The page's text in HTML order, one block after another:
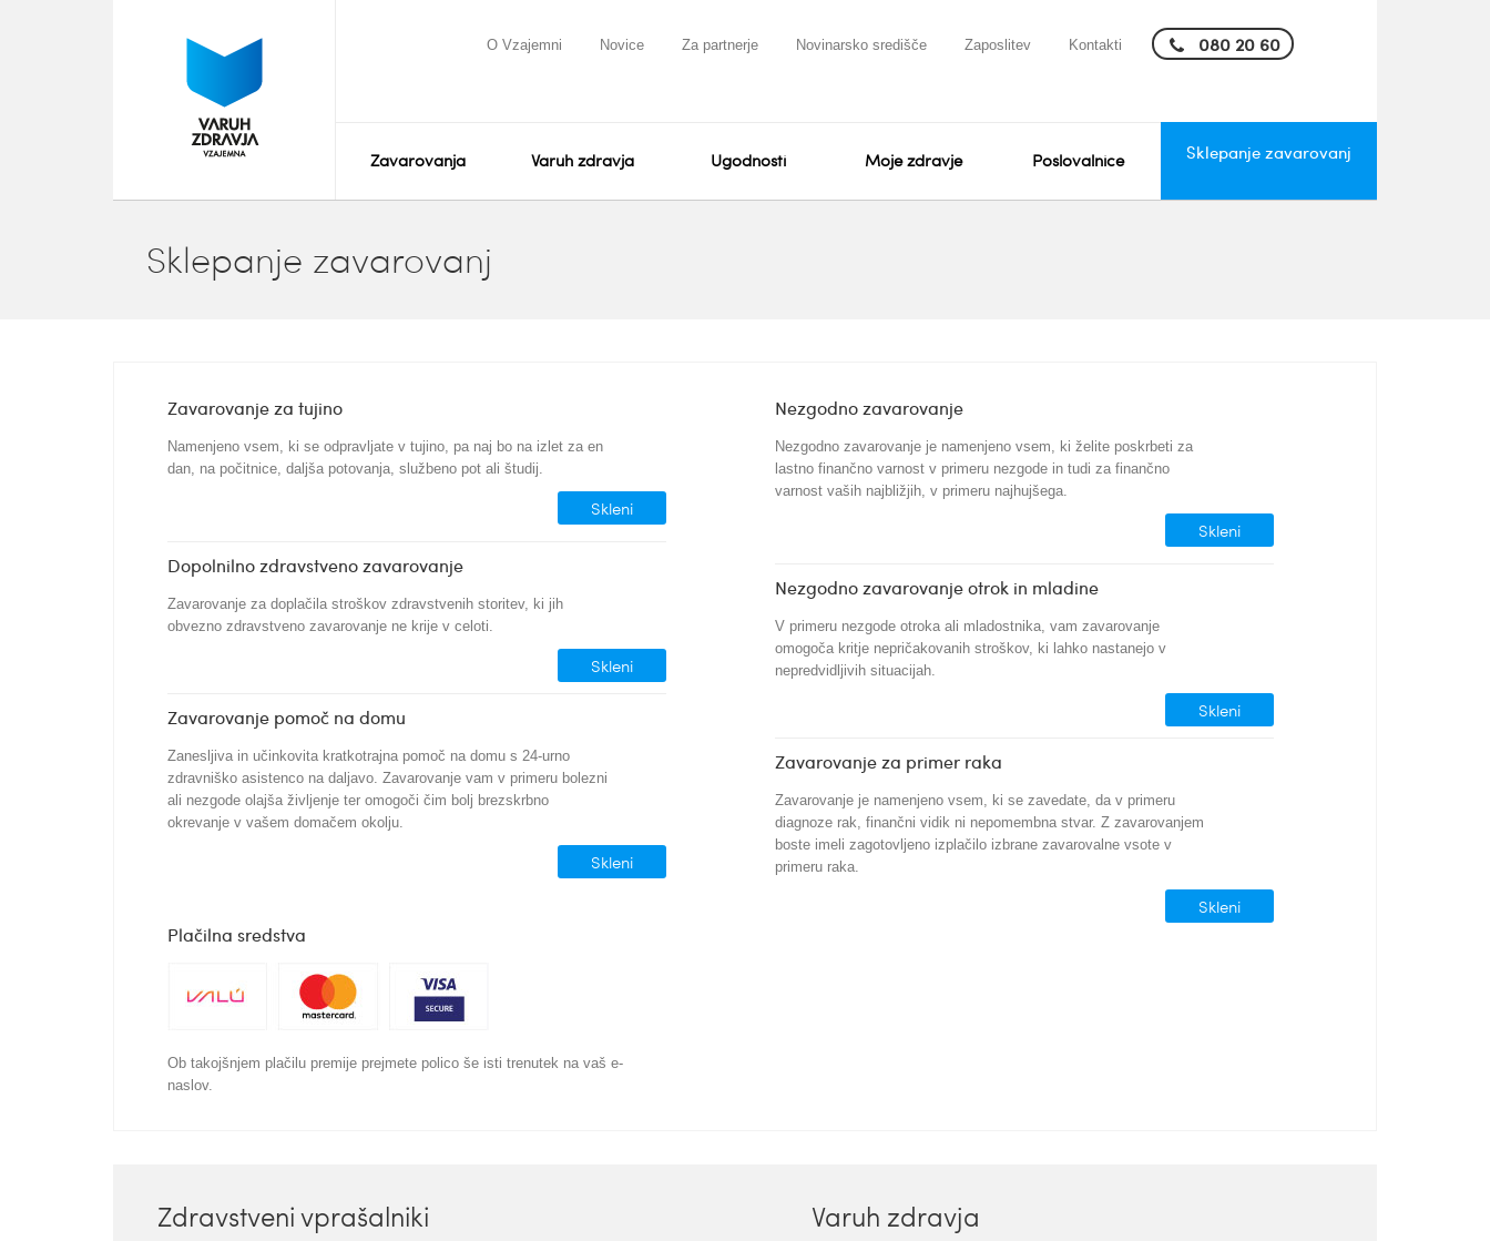
080 20 60
Sklepanje zavarovanj
Zavarovanja Varuh zdravja Ugodnosti Moje zdravje Poslovalnice
O Vzajemni Novice Za partnerje Novinarsko središče Zaposlitev Kontakti
Sklepanje zavarovanj
Zavarovanje za tujino
Namenjeno vsem, ki se odpravljate v tujino, pa naj bo na izlet za en
dan, na počitnice, daljša potovanja, službeno pot ali študij.
Skleni
Dopolnilno zdravstveno zavarovanje
Zavarovanje za doplačila stroškov zdravstvenih storitev, ki jih
obvezno zdravstveno zavarovanje ne krije v celoti.
Skleni
Zavarovanje pomoč na domu
Zanesljiva in učinkovita kratkotrajna pomoč na domu s 24-urno
zdravniško asistenco na daljavo. Zavarovanje vam v primeru bolezni
ali nezgode olajša življenje ter omogoči čim bolj brezskrbno
okrevanje v vašem domačem okolju.
Skleni
Nezgodno zavarovanje
Nezgodno zavarovanje je namenjeno vsem, ki želite poskrbeti za
lastno finančno varnost v primeru nezgode in tudi za finančno
varnost vaših najbližjih, v primeru najhujšega.
Skleni
Nezgodno zavarovanje otrok in mladine
V primeru nezgode otroka ali mladostnika, vam zavarovanje
omogoča kritje nepričakovanih stroškov, ki lahko nastanejo v
nepredvidljivih situacijah.
Skleni
Zavarovanje za primer raka
Zavarovanje je namenjeno vsem, ki se zavedate, da v primeru
diagnoze rak, finančni vidik ni nepomembna stvar. Z zavarovanjem
boste imeli zagotovljeno izplačilo izbrane zavarovalne vsote v
primeru raka.
Skleni
Plačilna sredstva
Ob takojšnjem plačilu premije prejmete polico še isti trenutek na vaš e-
naslov.
Zdravstveni vprašalniki Varuh zdravja